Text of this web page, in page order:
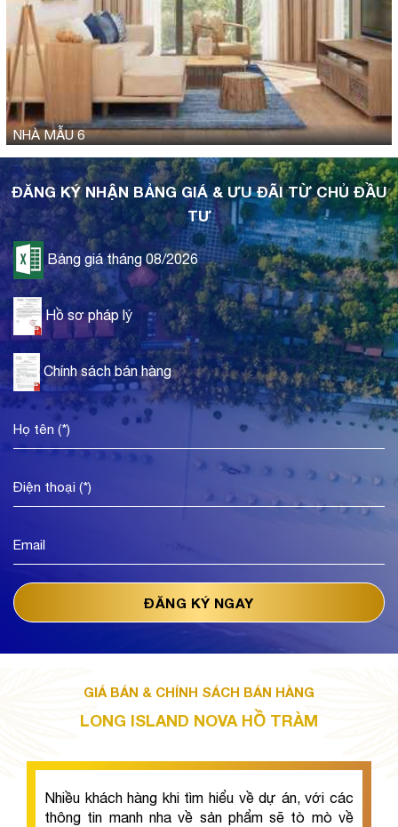
NHÀ MẪU 6
ĐĂNG KÝ NHẬN BẢNG GIÁ & ƯU ĐÃI TỪ CHỦ ĐẦU
TƯ
Bảng giá tháng 08/2026
Hồ sơ pháp lý
Chính sách bán hàng
GIÁ BÁN & CHÍNH SÁCH BÁN HÀNG
LONG ISLAND NOVA HỒ TRÀM
Nhiều khách hàng khi tìm hiểu về dự án, với các
thông tin manh nha về sản phẩm sẽ tò mò về